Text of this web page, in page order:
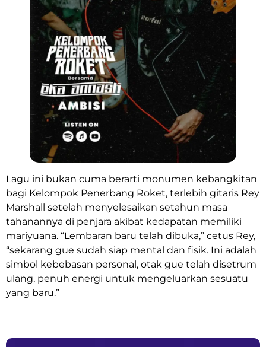
Lagu ini bukan cuma berarti monumen kebangkitan
bagi Kelompok Penerbang Roket, terlebih gitaris Rey
Marshall setelah menyelesaikan setahun masa
tahanannya di penjara akibat kedapatan memiliki
mariyuana. “Lembaran baru telah dibuka,” cetus Rey,
“sekarang gue sudah siap mental dan fisik. Ini adalah
simbol kebebasan personal, otak gue telah disetrum
ulang, penuh energi untuk mengeluarkan sesuatu
yang baru.”